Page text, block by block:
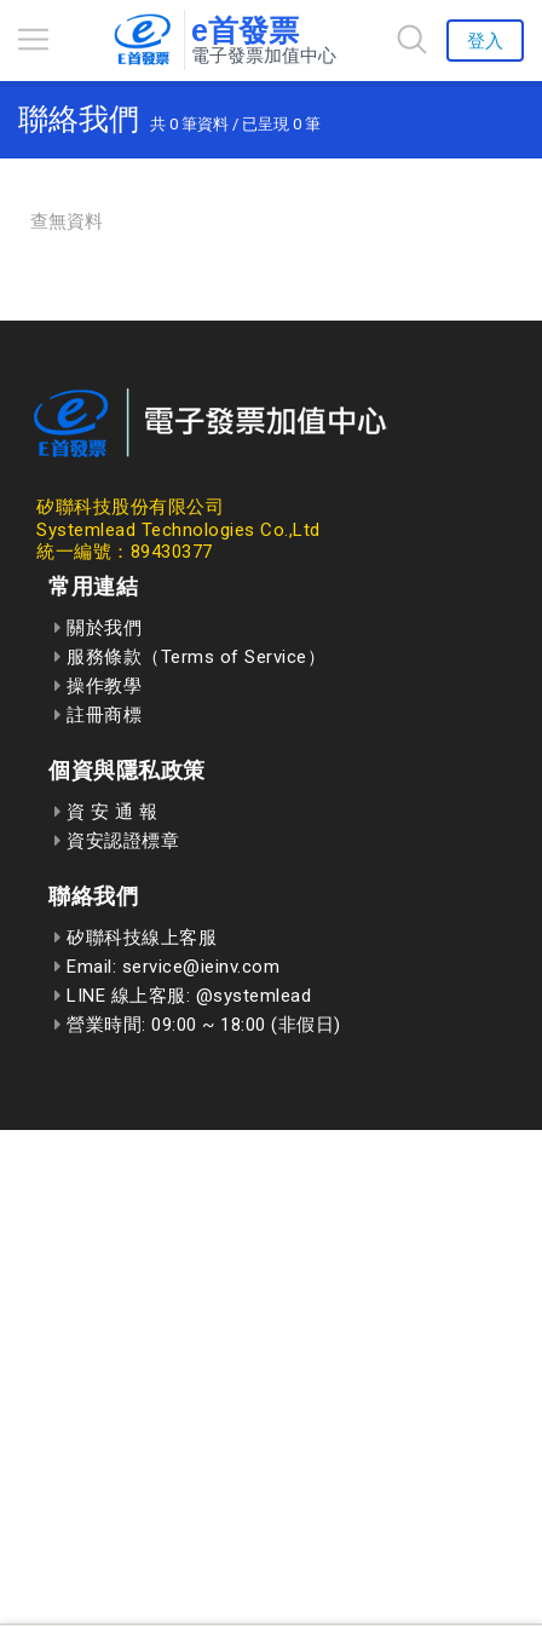
e首發票
電子發票加值中心
登入
聯絡我們 共 0 筆資料 / 已呈現 0 筆
查無資料
矽聯科技股份有限公司
Systemlead Technologies Co.,Ltd
統一編號：89430377
常用連結
關於我們
服務條款（Terms of Service）
操作教學
註冊商標
個資與隱私政策
資 安 通 報
資安認證標章
聯絡我們
矽聯科技線上客服
Email: service@ieinv.com
LINE 線上客服: @systemlead
營業時間: 09:00 ~ 18:00 (非假日)